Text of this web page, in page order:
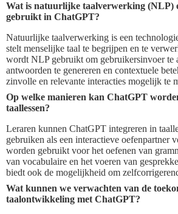
Wat is natuurlijke taalverwerking (NLP)
gebruikt in ChatGPT?
Natuurlijke taalverwerking is een
stelt menselijke taal te begrijpen en te
wordt NLP gebruikt om gebruikersinvoer te
antwoorden te genereren en contextuele
zinvolle en relevante interacties mogelijk te
Op welke manieren kan ChatGPT
taallessen?
Leraren kunnen ChatGPT integreren in
gebruiken als een interactieve oefenpartner
worden gebruikt voor het oefenen van
van vocabulaire en het voeren van
biedt ook de mogelijkheid om
Wat kunnen we verwachten van de
taalontwikkeling met ChatGPT?